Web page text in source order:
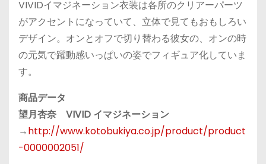
VIVIDイマジネーション衣装は各所のクリアーパーツ
がアクセントになっていて、立体で見てもおもしろい
デザイン。オンとオフで切り替わる彼女の、オンの時
の元気で躍動感いっぱいの姿でフィギュア化していま
す。
商品データ
望月杏奈 VIVID イマジネーション
→http://www.kotobukiya.co.jp/product/product
-0000002051/